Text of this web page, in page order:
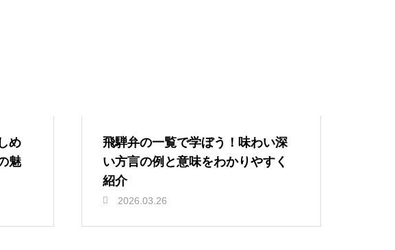
め
魅
飛騨弁の一覧で学ぼう！味わい深
い方言の例と意味をわかりやすく
紹介
2026.03.26